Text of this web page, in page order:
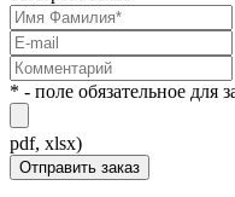
* - поле обязательное для
pdf, xlsx)